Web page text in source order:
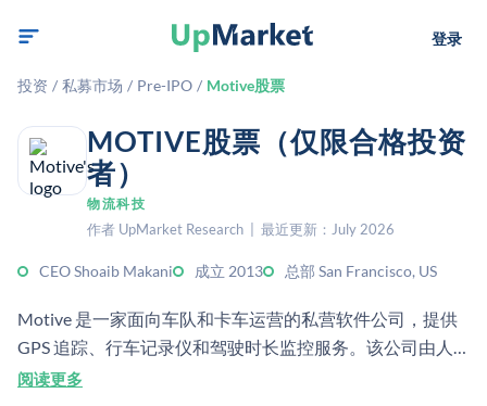
登录
投资 / 私募市场 / Pre-IPO / Motive股票
MOTIVE股票（仅限合格投资
者）
物流科技
作者 UpMarket Research | 最近更新：July 2026
CEO Shoaib Makani 成立 2013 总部 San Francisco, US
Motive 是一家面向车队和卡车运营的私营软件公司，提供
GPS 追踪、行车记录仪和驾驶时长监控服务。该公司由人
工智能驱动，通过一个集成的运营平台为物流客户提供服
阅读更多